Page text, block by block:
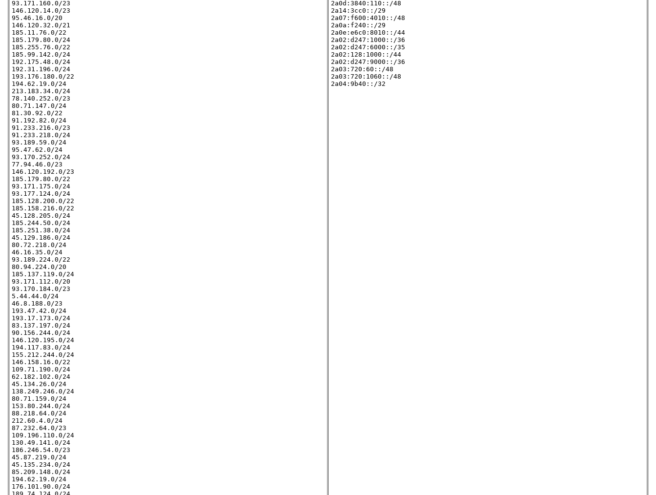
93.171.160.0/23
146.120.14.0/23
95.46.16.0/20
146.120.32.0/21
185.11.76.0/22
185.179.80.0/24
185.255.76.0/22
185.99.142.0/24
192.175.48.0/24
192.31.196.0/24
193.176.180.0/22
194.62.19.0/24
213.183.34.0/24
78.140.252.0/23
80.71.147.0/24
81.30.92.0/22
91.192.82.0/24
91.233.216.0/23
91.233.218.0/24
93.189.59.0/24
95.47.62.0/24
93.170.252.0/24
77.94.46.0/23
146.120.192.0/23
185.179.80.0/22
93.171.175.0/24
93.177.124.0/24
185.128.200.0/22
185.158.216.0/22
45.128.205.0/24
185.244.50.0/24
185.251.38.0/24
45.129.186.0/24
80.72.218.0/24
46.16.35.0/24
93.189.224.0/22
80.94.224.0/20
185.137.119.0/24
93.171.112.0/20
93.170.184.0/23
5.44.44.0/24
46.8.188.0/23
193.47.42.0/24
193.17.173.0/24
83.137.197.0/24
90.156.244.0/24
146.120.195.0/24
194.117.83.0/24
155.212.244.0/24
146.158.16.0/22
109.71.190.0/24
62.182.102.0/24
45.134.26.0/24
138.249.246.0/24
80.71.159.0/24
153.80.244.0/24
88.218.64.0/24
212.60.4.0/24
87.232.64.0/23
109.196.110.0/24
130.49.141.0/24
186.246.54.0/23
45.87.219.0/24
45.135.234.0/24
85.209.148.0/24
194.62.19.0/24
176.101.90.0/24
2a0d:3840:110::/48
2a14:3cc0::/29
2a07:f600:4010::/48
2a0a:f240::/29
2a0e:e6c0:8010::/44
2a02:d247:1000::/36
2a02:d247:6000::/35
2a02:128:1000::/44
2a02:d247:9000::/36
2a03:720:60::/48
2a03:720:1060::/48